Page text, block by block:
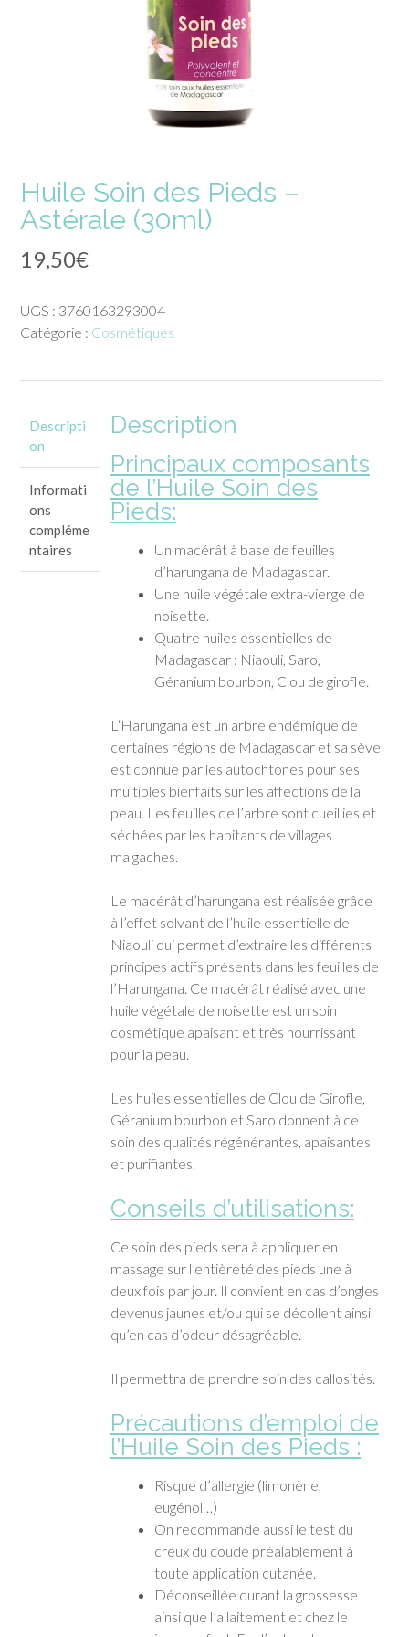
Huile Soin des Pieds –
Astérale (30ml)
19,50€
UGS : 3760163293004
Catégorie : Cosmétiques
Descripti
on
Informati
ons
compléme
ntaires
Description
Principaux composants
de l’Huile Soin des
Pieds:
Un macérât à base de feuilles
d’harungana de Madagascar.
Une huile végétale extra-vierge de
noisette.
Quatre huiles essentielles de
Madagascar : Niaouli, Saro,
Géranium bourbon, Clou de girofle.
L’Harungana est un arbre endémique de
certaines régions de Madagascar et sa sève
est connue par les autochtones pour ses
multiples bienfaits sur les affections de la
peau. Les feuilles de l’arbre sont cueillies et
séchées par les habitants de villages
malgaches.
Le macérât d’harungana est réalisée grâce
à l’effet solvant de l’huile essentielle de
Niaouli qui permet d’extraire les différents
principes actifs présents dans les feuilles de
l’Harungana. Ce macérât réalisé avec une
huile végétale de noisette est un soin
cosmétique apaisant et très nourrissant
pour la peau.
Les huiles essentielles de Clou de Girofle,
Géranium bourbon et Saro donnent à ce
soin des qualités régénérantes, apaisantes
et purifiantes.
Conseils d’utilisations:
Ce soin des pieds sera à appliquer en
massage sur l’entièreté des pieds une à
deux fois par jour. Il convient en cas d’ongles
devenus jaunes et/ou qui se décollent ainsi
qu’en cas d’odeur désagréable.
Il permettra de prendre soin des callosités.
Précautions d’emploi de
l’Huile Soin des Pieds :
Risque d’allergie (limonène,
eugénol…)
On recommande aussi le test du
creux du coude préalablement à
toute application cutanée.
Déconseillée durant la grossesse
ainsi que l’allaitement et chez le